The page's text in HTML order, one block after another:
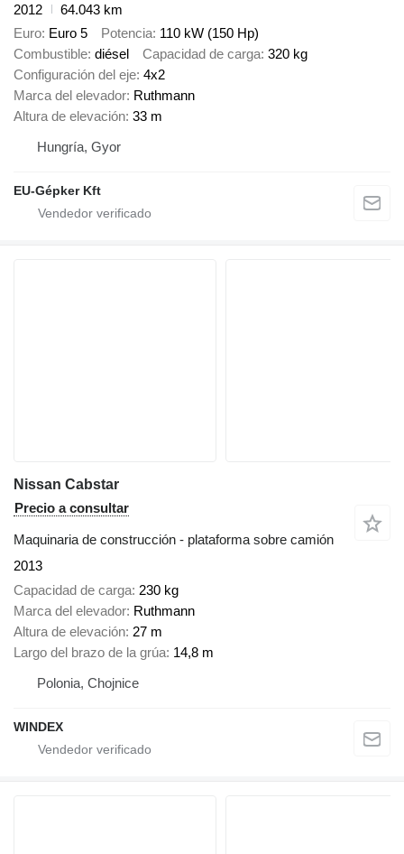
2012
64.043 km
Euro Euro 5 Potencia 110 kW (150 Hp)
Combustible diésel Capacidad de carga 320 kg
Configuración del eje 4x2
Marca del elevador Ruthmann
Altura de elevación 33 m
Hungría, Gyor
EU-Gépker Kft
Nissan Cabstar
Precio a consultar
Maquinaria de construcción - plataforma sobre camión
2013
Capacidad de carga 230 kg
Marca del elevador Ruthmann
Altura de elevación 27 m
Largo del brazo de la grúa 14,8 m
Polonia, Chojnice
WINDEX